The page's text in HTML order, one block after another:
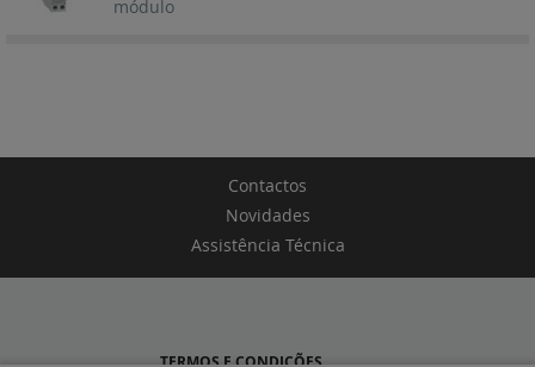
módulo
Contactos
Novidades
Assistência Técnica
TERMOS E CONDIÇÕES